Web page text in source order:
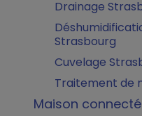
Drainage
Strasbourg
Cuvelage
Traitement de
Maison